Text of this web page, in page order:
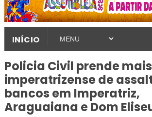
INÍCIO
Policia Civil prende
imperatrizense de
bancos em Imperatriz,
Araguaiana e Dom